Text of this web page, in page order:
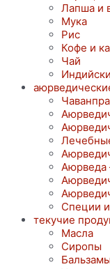
Лапша и
Мука
Рис
Кофе и
Чай
Аюрведа
Специи
текучие
Масла
Сиропы
Бальзамы